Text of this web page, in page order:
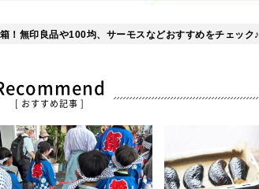
！無印良品や100均、サーモスなどおすすめをチェック♪
[ おすすめ記事 ]